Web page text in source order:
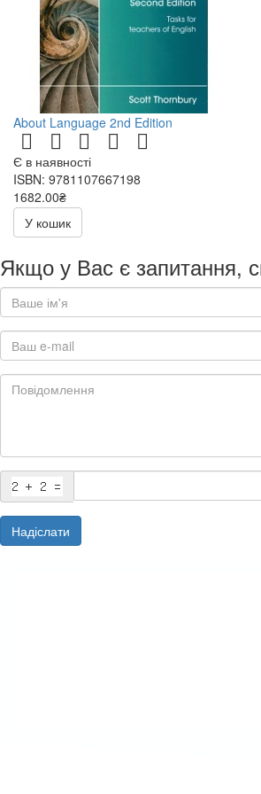
About Language 2nd Edition
Є в наявності
ISBN: 9781107667198
1682.00₴
У кошик
Якщо у Вас є запитання,
Надіслати